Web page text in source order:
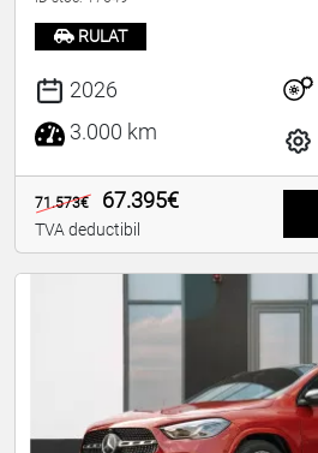
RULAT
2026
3.000 km
71.573€ 67.395€
TVA deductibil